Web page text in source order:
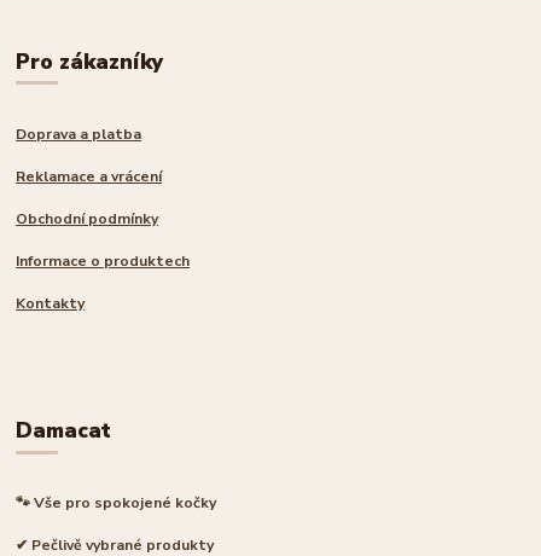
Pro zákazníky
Doprava a platba
Reklamace a vrácení
Obchodní podmínky
Informace o produktech
Kontakty
Damacat
🐾 Vše pro spokojené kočky
✔ Pečlivě vybrané produkty